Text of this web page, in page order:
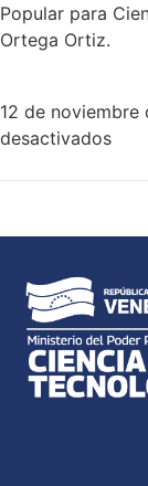
Popular para
Ortega Ortiz.
12 de noviembre
desactivados